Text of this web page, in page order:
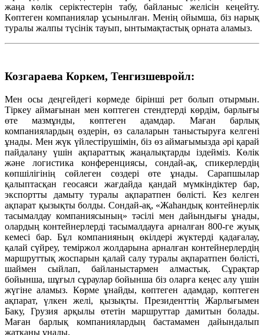
жаңа көлік серіктестерін табу, байланыс желісін кеңейту.
Көптеген компаниялар ұсынылған. Менің ойымша, біз нарық
туралы жалпы түсінік тауып, ынтымақтастық орната аламыз.
Козгараева Коркем, Тенгизшевройл:
Мен осы деңгейдегі көрмеде бірінші рет болып отырмын.
Тіркеу аймағынан мен көптеген стендтерді көрдім, барлығы
өте мазмұнды, көптеген адамдар. Маған барлық
компаниялардың өздерін, өз салаларын таныстыруға келгені
ұнады. Мен жүк үйлестірушімін, біз өз аймағымызда әрі қарай
пайдалану үшін ақпараттық жаңалықтарды іздейміз. Көлік
және логистика конференциясы, сондай-ақ, спикерлердің
көпшілігінің сөйлеген сөздері өте ұнады. Сарапшылар
қалыптасқан геосаяси жағдайда қандай мүмкіндіктер бар,
экспортты дамыту туралы ақпаратпен бөлісті. Кез келген
ақпарат қызықты болды. Сондай-ақ, «Жаһандық контейнерлік
тасымалдау компаниясының» тәсілі мен дайындығы ұнады,
олардың контейнерлерді тасымалдауға арналған 800-ге жуық
кемесі бар. Бұл компанияның өкілдері жүктерді қадағалау,
қалай сүйреу, теміржол жолдарына арналған контейнерлердің
маршруттық жоспарын қалай салу туралы ақпаратпен бөлісті,
шаймен сыйлап, байланыстармен алмастық. Сұрақтар
бойынша, шұғыл сұраулар бойынша біз оларға кеңес алу үшін
жүгіне аламыз. Көрме ұнайды, көптеген адамдар, көптеген
ақпарат, үлкен желі, қызықты. Президенттің Жарлығымен
Баку, Грузия арқылы өтетін маршруттар дамитын болады.
Маған барлық компаниялардың бастамамен дайындалып
жатқаны ұнады.